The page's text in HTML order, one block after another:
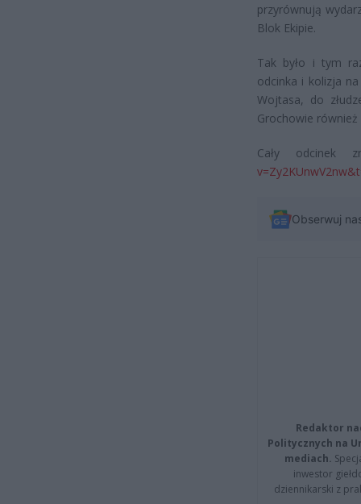
przyrównują
Blok Ekipie.
Tak było i tym
odcinka i kolizja
Wojtasa, do
Grochowie
Cały odcinek
Obserwuj
Redaktor
Politycznych na
mediach.
inwestor
dziennikarski z